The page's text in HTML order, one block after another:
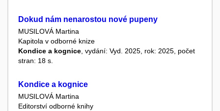
Dokud nám nenarostou nové pupeny
MUSILOVÁ Martina
Kapitola v odborné knize
Kondice a kognice , vydání: Vyd. 2025, rok: 2025, počet
stran: 18 s.
Kondice a kognice
MUSILOVÁ Martina
Editorství odborné knihy